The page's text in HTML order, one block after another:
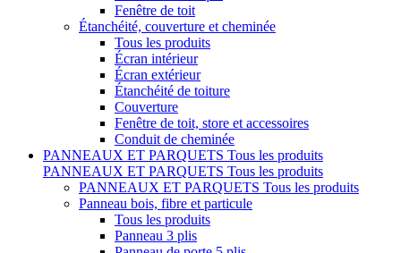
Fenêtre de toit
Étanchéité, couverture et cheminée
Tous les produits
Écran intérieur
Écran extérieur
Étanchéité de toiture
Couverture
Fenêtre de toit, store et accessoires
Conduit de cheminée
PANNEAUX ET PARQUETS Tous les produits
PANNEAUX ET PARQUETS Tous les produits
PANNEAUX ET PARQUETS Tous les produits
Panneau bois, fibre et particule
Tous les produits
Panneau 3 plis